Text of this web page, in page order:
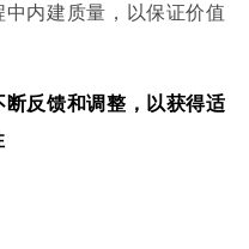
内建质量，以保证价值
反馈和调整，以获得适